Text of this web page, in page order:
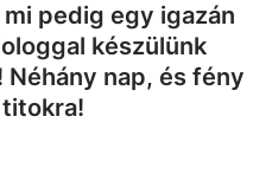
mi pedig egy igazán
készülünk
Néhány nap, és fény